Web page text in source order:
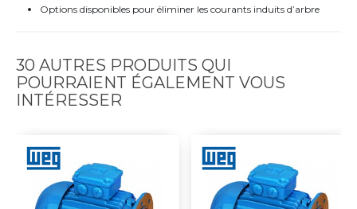
Options disponibles pour éliminer les courants induits d’arbre
30 AUTRES PRODUITS QUI
POURRAIENT ÉGALEMENT VOUS
INTÉRESSER